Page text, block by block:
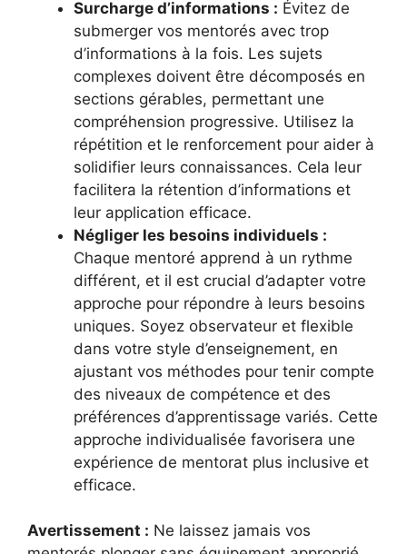
Surcharge d’informations : Évitez de
submerger vos mentorés avec trop
d’informations à la fois. Les sujets
complexes doivent être décomposés en
sections gérables, permettant une
compréhension progressive. Utilisez la
répétition et le renforcement pour aider à
solidifier leurs connaissances. Cela leur
facilitera la rétention d’informations et
leur application efficace.
Négliger les besoins individuels :
Chaque mentoré apprend à un rythme
différent, et il est crucial d’adapter votre
approche pour répondre à leurs besoins
uniques. Soyez observateur et flexible
dans votre style d’enseignement, en
ajustant vos méthodes pour tenir compte
des niveaux de compétence et des
préférences d’apprentissage variés. Cette
approche individualisée favorisera une
expérience de mentorat plus inclusive et
efficace.
Avertissement : Ne laissez jamais vos